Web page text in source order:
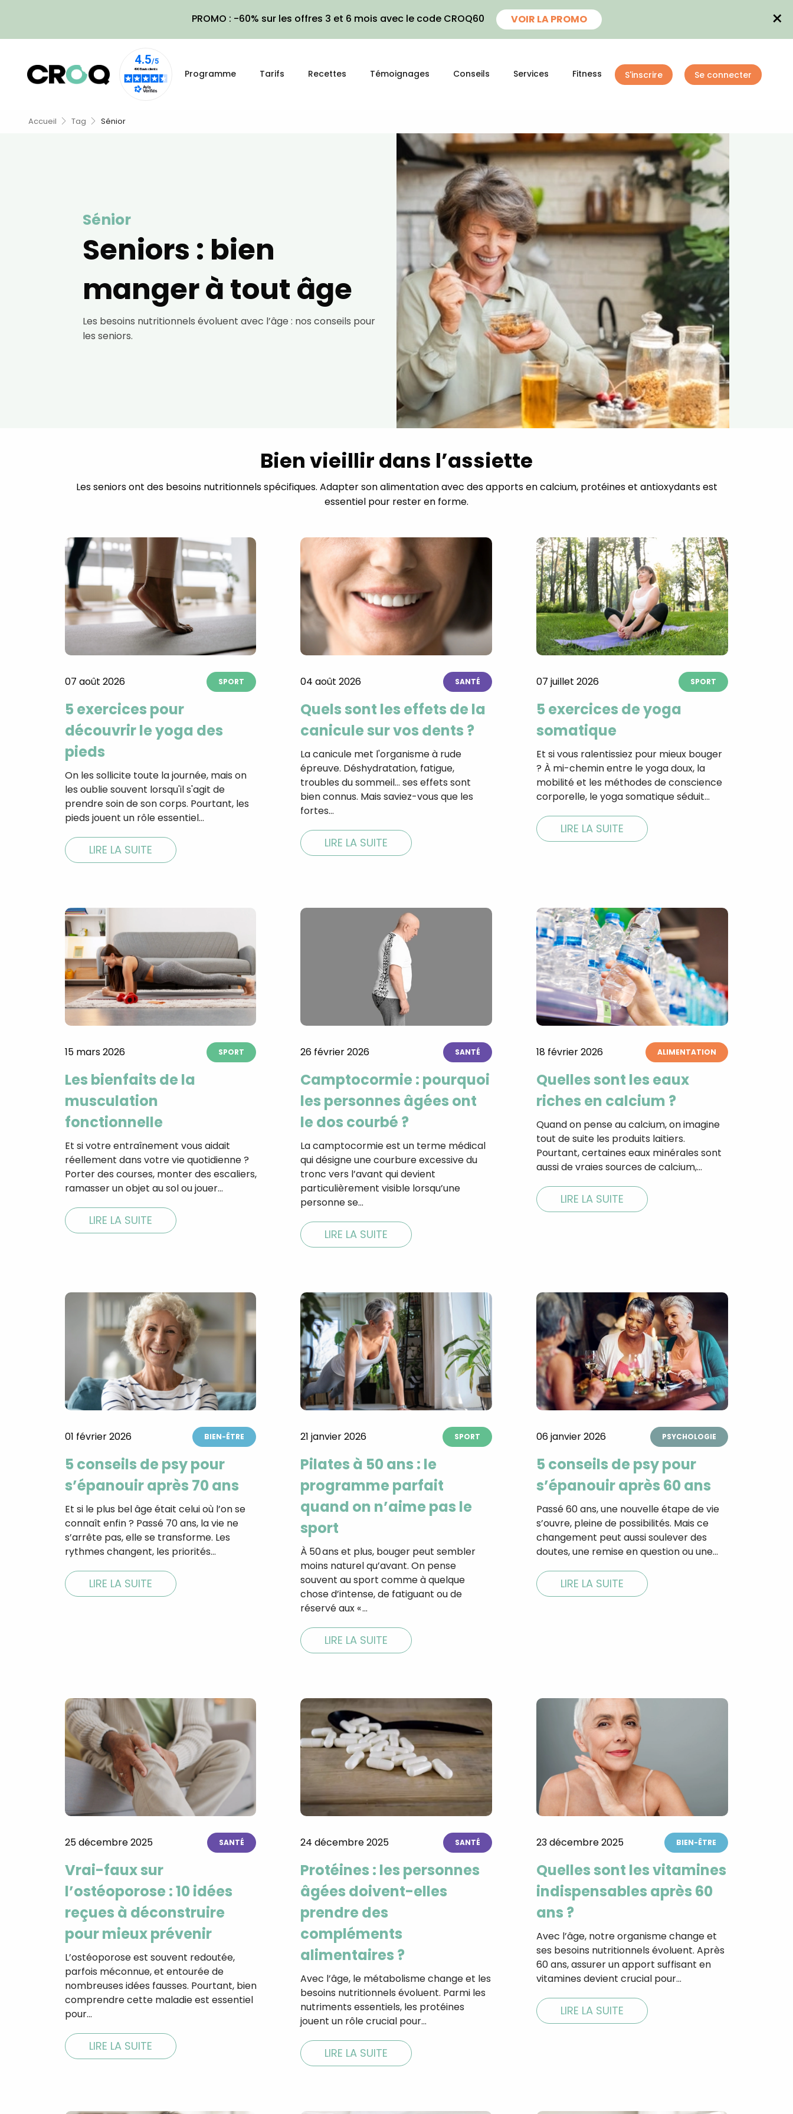
PROMO : -60% sur les offres 3 et 6 mois avec le code CROQ60 VOIR LA PROMO ×
Programme Tarifs Recettes Témoignages Conseils Services Fitness S'inscrire Se connecter
Accueil Tag Sénior
Sénior
Seniors : bien
manger à tout âge
Les besoins nutritionnels évoluent avec l’âge : nos conseils pour
les seniors.
Bien vieillir dans l’assiette
Les seniors ont des besoins nutritionnels spécifiques. Adapter son alimentation avec des apports en calcium, protéines et antioxydants est
essentiel pour rester en forme.
07 août 2026 SPORT
5 exercices pour
découvrir le yoga des
pieds
On les sollicite toute la journée, mais on
les oublie souvent lorsqu'il s'agit de
prendre soin de son corps. Pourtant, les
pieds jouent un rôle essentiel…
LIRE LA SUITE
04 août 2026 SANTÉ
Quels sont les effets de la
canicule sur vos dents ?
La canicule met l'organisme à rude
épreuve. Déshydratation, fatigue,
troubles du sommeil… ses effets sont
bien connus. Mais saviez-vous que les
fortes…
LIRE LA SUITE
07 juillet 2026 SPORT
5 exercices de yoga
somatique
Et si vous ralentissiez pour mieux bouger
? À mi-chemin entre le yoga doux, la
mobilité et les méthodes de conscience
corporelle, le yoga somatique séduit…
LIRE LA SUITE
15 mars 2026 SPORT
Les bienfaits de la
musculation
fonctionnelle
Et si votre entraînement vous aidait
réellement dans votre vie quotidienne ?
Porter des courses, monter des escaliers,
ramasser un objet au sol ou jouer…
LIRE LA SUITE
26 février 2026 SANTÉ
Camptocormie : pourquoi
les personnes âgées ont
le dos courbé ?
La camptocormie est un terme médical
qui désigne une courbure excessive du
tronc vers l’avant qui devient
particulièrement visible lorsqu’une
personne se…
LIRE LA SUITE
18 février 2026 ALIMENTATION
Quelles sont les eaux
riches en calcium ?
Quand on pense au calcium, on imagine
tout de suite les produits laitiers.
Pourtant, certaines eaux minérales sont
aussi de vraies sources de calcium,…
LIRE LA SUITE
01 février 2026 BIEN-ÊTRE
5 conseils de psy pour
s’épanouir après 70 ans
Et si le plus bel âge était celui où l’on se
connaît enfin ? Passé 70 ans, la vie ne
s’arrête pas, elle se transforme. Les
rythmes changent, les priorités…
LIRE LA SUITE
21 janvier 2026 SPORT
Pilates à 50 ans : le
programme parfait
quand on n’aime pas le
sport
À 50 ans et plus, bouger peut sembler
moins naturel qu’avant. On pense
souvent au sport comme à quelque
chose d’intense, de fatiguant ou de
réservé aux « …
LIRE LA SUITE
06 janvier 2026 PSYCHOLOGIE
5 conseils de psy pour
s’épanouir après 60 ans
Passé 60 ans, une nouvelle étape de vie
s’ouvre, pleine de possibilités. Mais ce
changement peut aussi soulever des
doutes, une remise en question ou une…
LIRE LA SUITE
25 décembre 2025 SANTÉ
Vrai-faux sur
l’ostéoporose : 10 idées
reçues à déconstruire
pour mieux prévenir
L’ostéoporose est souvent redoutée,
parfois méconnue, et entourée de
nombreuses idées fausses. Pourtant, bien
comprendre cette maladie est essentiel
pour…
LIRE LA SUITE
24 décembre 2025 SANTÉ
Protéines : les personnes
âgées doivent-elles
prendre des
compléments
alimentaires ?
Avec l’âge, le métabolisme change et les
besoins nutritionnels évoluent. Parmi les
nutriments essentiels, les protéines
jouent un rôle crucial pour…
LIRE LA SUITE
23 décembre 2025 BIEN-ÊTRE
Quelles sont les vitamines
indispensables après 60
ans ?
Avec l’âge, notre organisme change et
ses besoins nutritionnels évoluent. Après
60 ans, assurer un apport suffisant en
vitamines devient crucial pour…
LIRE LA SUITE
×
Recevez gratuitement 180
recettes inédites de CROQ
!
Ainsi que la newsletter promotionnelle de
Je consens à ce que la société Digital
Prisma Players analyse le taux d'ouverture
des courriels pour mesurer et optimiser les
performances des campagnes. Nous
pourrons savoir si vous ouvrez les courriels,
l'heure à laquelle vous le faites ainsi que
des informations sur le terminal que vous
utilisez. Pour en savoir plus sur ces traceurs,
Je reçois mon cadeau !
Confidentialité.